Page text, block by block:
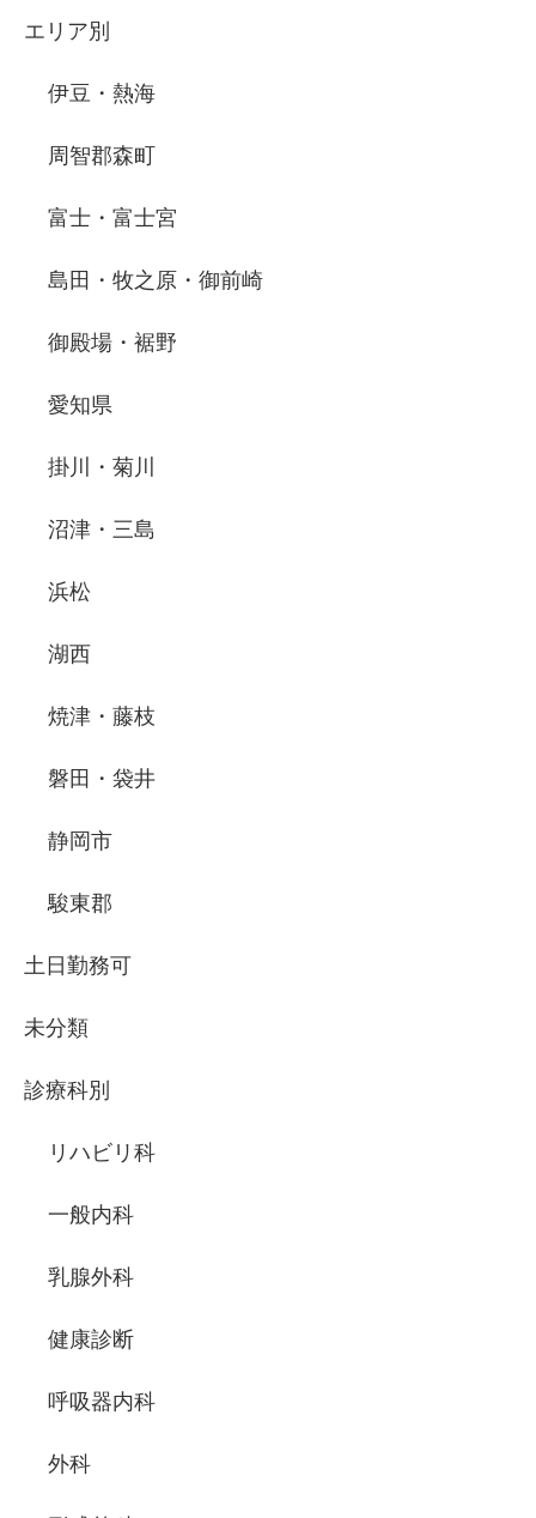
エリア別
伊豆・熱海
周智郡森町
富士・富士宮
島田・牧之原・御前崎
御殿場・裾野
愛知県
掛川・菊川
沼津・三島
浜松
湖西
焼津・藤枝
磐田・袋井
静岡市
駿東郡
土日勤務可
未分類
診療科別
リハビリ科
一般内科
乳腺外科
健康診断
呼吸器内科
外科